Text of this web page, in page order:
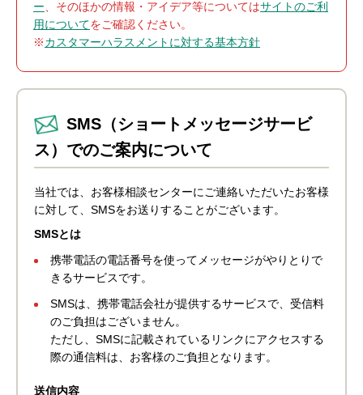
ー 、そのほかの情報・アイデア等についてはサイトのご利
用についてをご確認ください。
※カスタマーハラスメントに対する基本方針
SMS（ショートメッセージサービ
ス）でのご案内について
当社では、お客様相談センターにご連絡いただいたお客様
に対して、SMSをお送りすることがございます。
SMSとは
携帯電話の電話番号を使ってメッセージがやりとりで
きるサービスです。
SMSは、携帯電話会社が提供するサービスで、受信料
のご負担はございません。
ただし、SMSに記載されているリンクにアクセスする
際の通信料は、お客様のご負担となります。
送信内容